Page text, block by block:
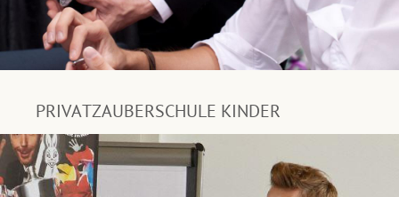
PRIVATZAUBERSCHULE KINDER